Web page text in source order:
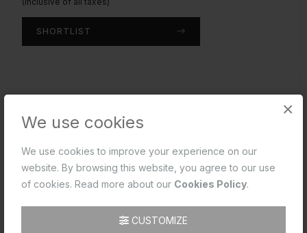
×
We use cookies
We use cookies to improve your experience on our
website. By browsing this website, you agree to our use
of cookies. Read more about our Cookies Policy.
CUSTOMIZE
SHORTLIST